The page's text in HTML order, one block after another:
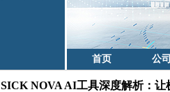
首页 公
SICK NOVA AI工具深度解析：